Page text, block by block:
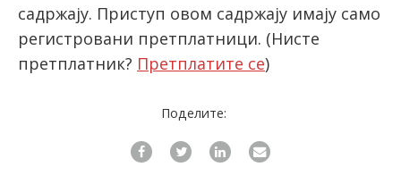
садржају. Приступ овом садржају имају само
регистровани претплатници. (Нисте
претплатник? Претплатите се)
Поделите: